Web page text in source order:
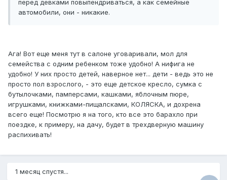
перед девками повыпендриваться, а как семейные
автомобили, они - никакие.
Ага! Вот еще меня тут в салоне уговаривали, мол для
семейства с одним ребенком тоже удобно! А нифига не
удобно! У них просто детей, наверное нет... дети - ведь это не
просто пол взрослого, - это еще детское кресло, сумка с
бутылочками, памперсами, кашками, яблочным пюре,
игрушками, книжками-пищалсками, КОЛЯСКА, и дохрена
всего еще! Посмотрю я на того, кто все это барахло при
поездке, к примеру, на дачу, будет в трехдверную машину
распихивать!
1 месяц спустя...